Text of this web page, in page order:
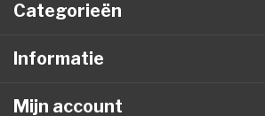
Categorieën
Informatie
Mijn account